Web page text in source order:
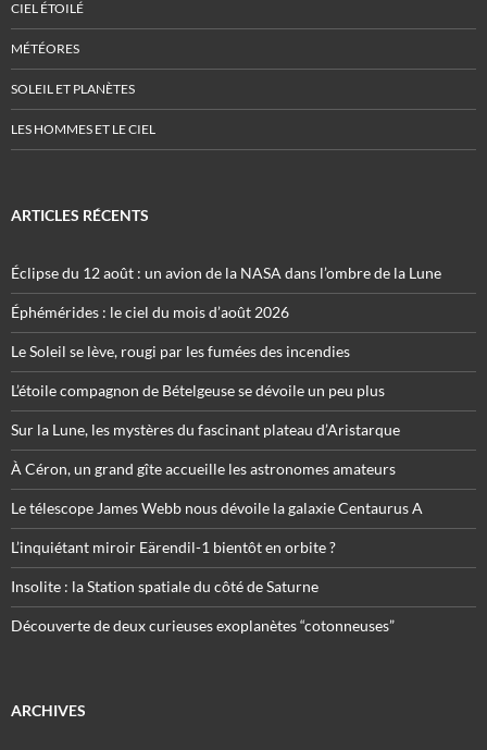
CIEL ÉTOILÉ
MÉTÉORES
SOLEIL ET PLANÈTES
LES HOMMES ET LE CIEL
ARTICLES RÉCENTS
Éclipse du 12 août : un avion de la NASA dans l’ombre de la Lune
Éphémérides : le ciel du mois d’août 2026
Le Soleil se lève, rougi par les fumées des incendies
L’étoile compagnon de Bételgeuse se dévoile un peu plus
Sur la Lune, les mystères du fascinant plateau d’Aristarque
À Céron, un grand gîte accueille les astronomes amateurs
Le télescope James Webb nous dévoile la galaxie Centaurus A
L’inquiétant miroir Eärendil-1 bientôt en orbite ?
Insolite : la Station spatiale du côté de Saturne
Découverte de deux curieuses exoplanètes “cotonneuses”
ARCHIVES